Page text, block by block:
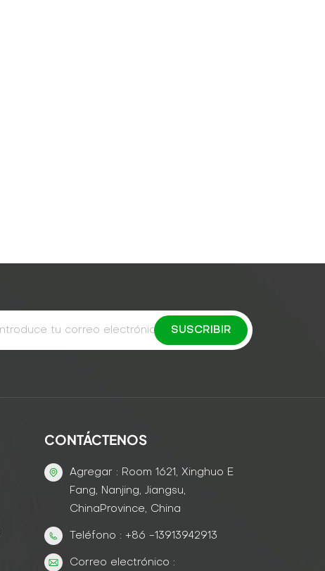
CONTÁCTENOS
Agregar : Room 1621, Xinghuo E
Fang, Nanjing, Jiangsu,
ChinaProvince, China
Teléfono : +86 -13913942913
Correo electrónico :